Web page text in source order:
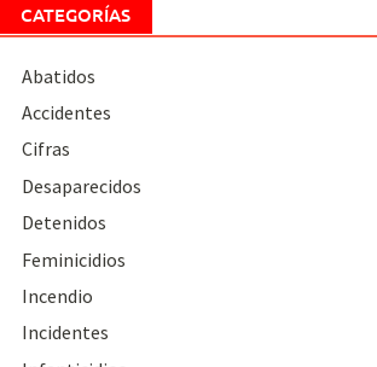
CATEGORÍAS
Abatidos
Accidentes
Cifras
Desaparecidos
Detenidos
Feminicidios
Incendio
Incidentes